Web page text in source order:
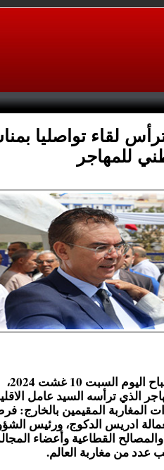
لقاء تواصليا
للمهاجر
احتضن مقر عمالة إقليم الحسيمة صباح اليوم السبت 10 غشت 2024،
الذي ترأسه السيد عامل
المغاربة المقيمين بالخارج:
ادريس الدكوج، ورئيس
القطاعية وأعضاء
عدد من مغاربة العالم.